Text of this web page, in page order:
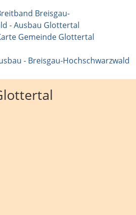
Breisgau-
- Ausbau Glottertal
Gemeinde Glottertal
- Breisgau-Hochschwarzwald